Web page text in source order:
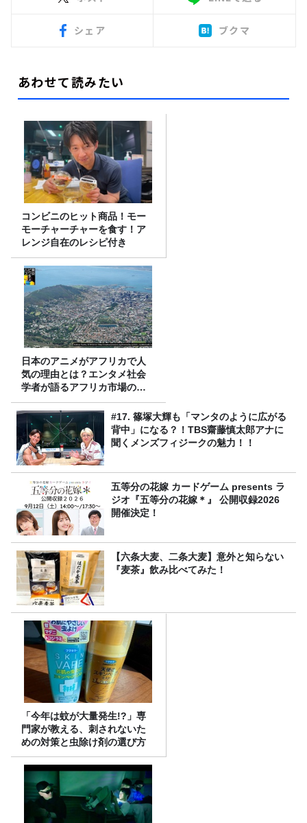
シェア ブクマ
あわせて読みたい
コンビニのヒット商品！モー
モーチャーチャーを食す！ア
レンジ自在のレシピ付き
日本のアニメがアフリカで人
気の理由とは？エンタメ社会
学者が語るアフリカ市場のリ
アル
#17. 篠塚大輝も「マンタのように広がる
背中」になる？！TBS齋藤慎太郎アナに
聞くメンズフィジークの魅力！！
五等分の花嫁 カードゲーム presents ラ
ジオ『五等分の花嫁＊』 公開収録2026
開催決定！
【六条大麦、二条大麦】意外と知らない
『麦茶』飲み比べてみた！
「今年は蚊が大量発生!?」専
門家が教える、刺されないた
めの対策と虫除け剤の選び方